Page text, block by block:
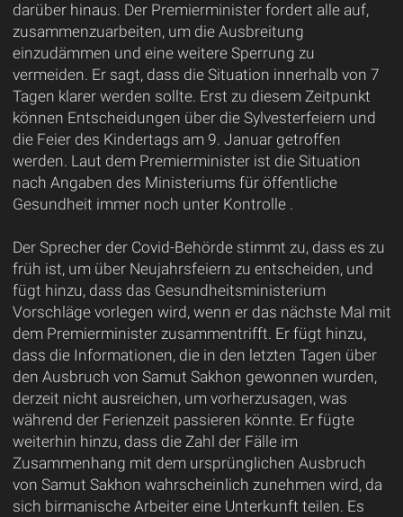
darüber hinaus. Der Premierminister fordert alle auf,
zusammenzuarbeiten, um die Ausbreitung
einzudämmen und eine weitere Sperrung zu
vermeiden. Er sagt, dass die Situation innerhalb von 7
Tagen klarer werden sollte. Erst zu diesem Zeitpunkt
können Entscheidungen über die Sylvesterfeiern und
die Feier des Kindertags am 9. Januar getroffen
werden. Laut dem Premierminister ist die Situation
nach Angaben des Ministeriums für öffentliche
Gesundheit immer noch unter Kontrolle .
Der Sprecher der Covid-Behörde stimmt zu, dass es zu
früh ist, um über Neujahrsfeiern zu entscheiden, und
fügt hinzu, dass das Gesundheitsministerium
Vorschläge vorlegen wird, wenn er das nächste Mal mit
dem Premierminister zusammentrifft. Er fügt hinzu,
dass die Informationen, die in den letzten Tagen über
den Ausbruch von Samut Sakhon gewonnen wurden,
derzeit nicht ausreichen, um vorherzusagen, was
während der Ferienzeit passieren könnte. Er fügte
weiterhin hinzu, dass die Zahl der Fälle im
Zusammenhang mit dem ursprünglichen Ausbruch
von Samut Sakhon wahrscheinlich zunehmen wird, da
sich birmanische Arbeiter eine Unterkunft teilen. Es